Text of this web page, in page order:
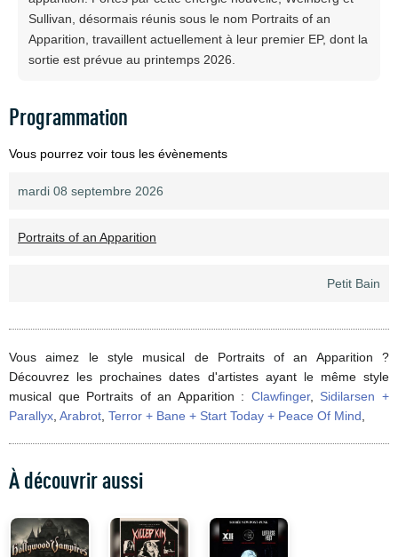
Sullivan, désormais réunis sous le nom Portraits of an
Apparition, travaillent actuellement à leur premier EP, dont la
sortie est prévue au printemps 2026.
Programmation
Vous pourrez voir tous les évènements
mardi 08 septembre 2026
Portraits of an Apparition
Petit Bain
Vous aimez le style musical de Portraits of an Apparition ?
Découvrez les prochaines dates d'artistes ayant le même style
musical que Portraits of an Apparition : Clawfinger, Sidilarsen +
Parallyx, Arabrot, Terror + Bane + Start Today + Peace Of Mind,
À découvrir aussi